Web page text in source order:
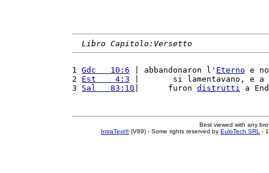
Libro Capitolo:Versetto
1 Gdc   10:6 | abbandonaron l' Eterno e
2 Est    4:3 |       si lamentavano, e
3 Sal   83:10 |      furon distrutti a
Best viewed with any
IntraText®(V89) - Some rights reserved by EuloTech SRL -